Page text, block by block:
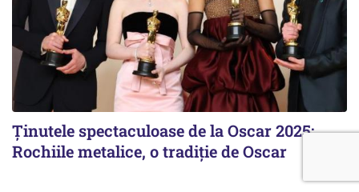
Ținutele spectaculoase de la Oscar 2025:
Rochiile metalice, o tradiție de Oscar